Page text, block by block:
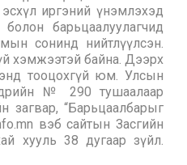
иргэний үнэмлэхэд
барьцаалуулагчид
сонинд нийтлүүлсэн.
хэмжээтэй байна. Дээрх
тооцохгүй юм. Улсын
№ 290 тушаалаар
загвар, “Барьцаалбарыг
вэб сайтын Засгийн
хууль 38 дугаар зүйл.